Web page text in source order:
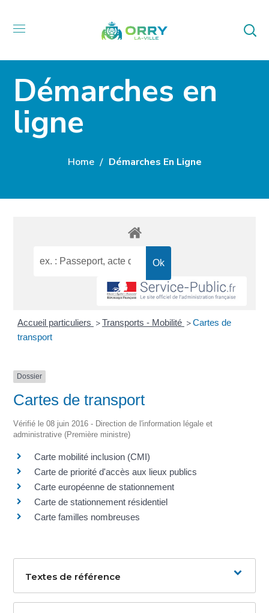
Démarches en
ligne
Home Démarches En Ligne
Accueil particuliers >Transports - Mobilité >Cartes de
transport
Dossier
Cartes de transport
Vérifié le 08 juin 2016 - Direction de l'information légale et
administrative (Première ministre)
Carte mobilité inclusion (CMI)
Carte de priorité d'accès aux lieux publics
Carte européenne de stationnement
Carte de stationnement résidentiel
Carte familles nombreuses
Textes de référence